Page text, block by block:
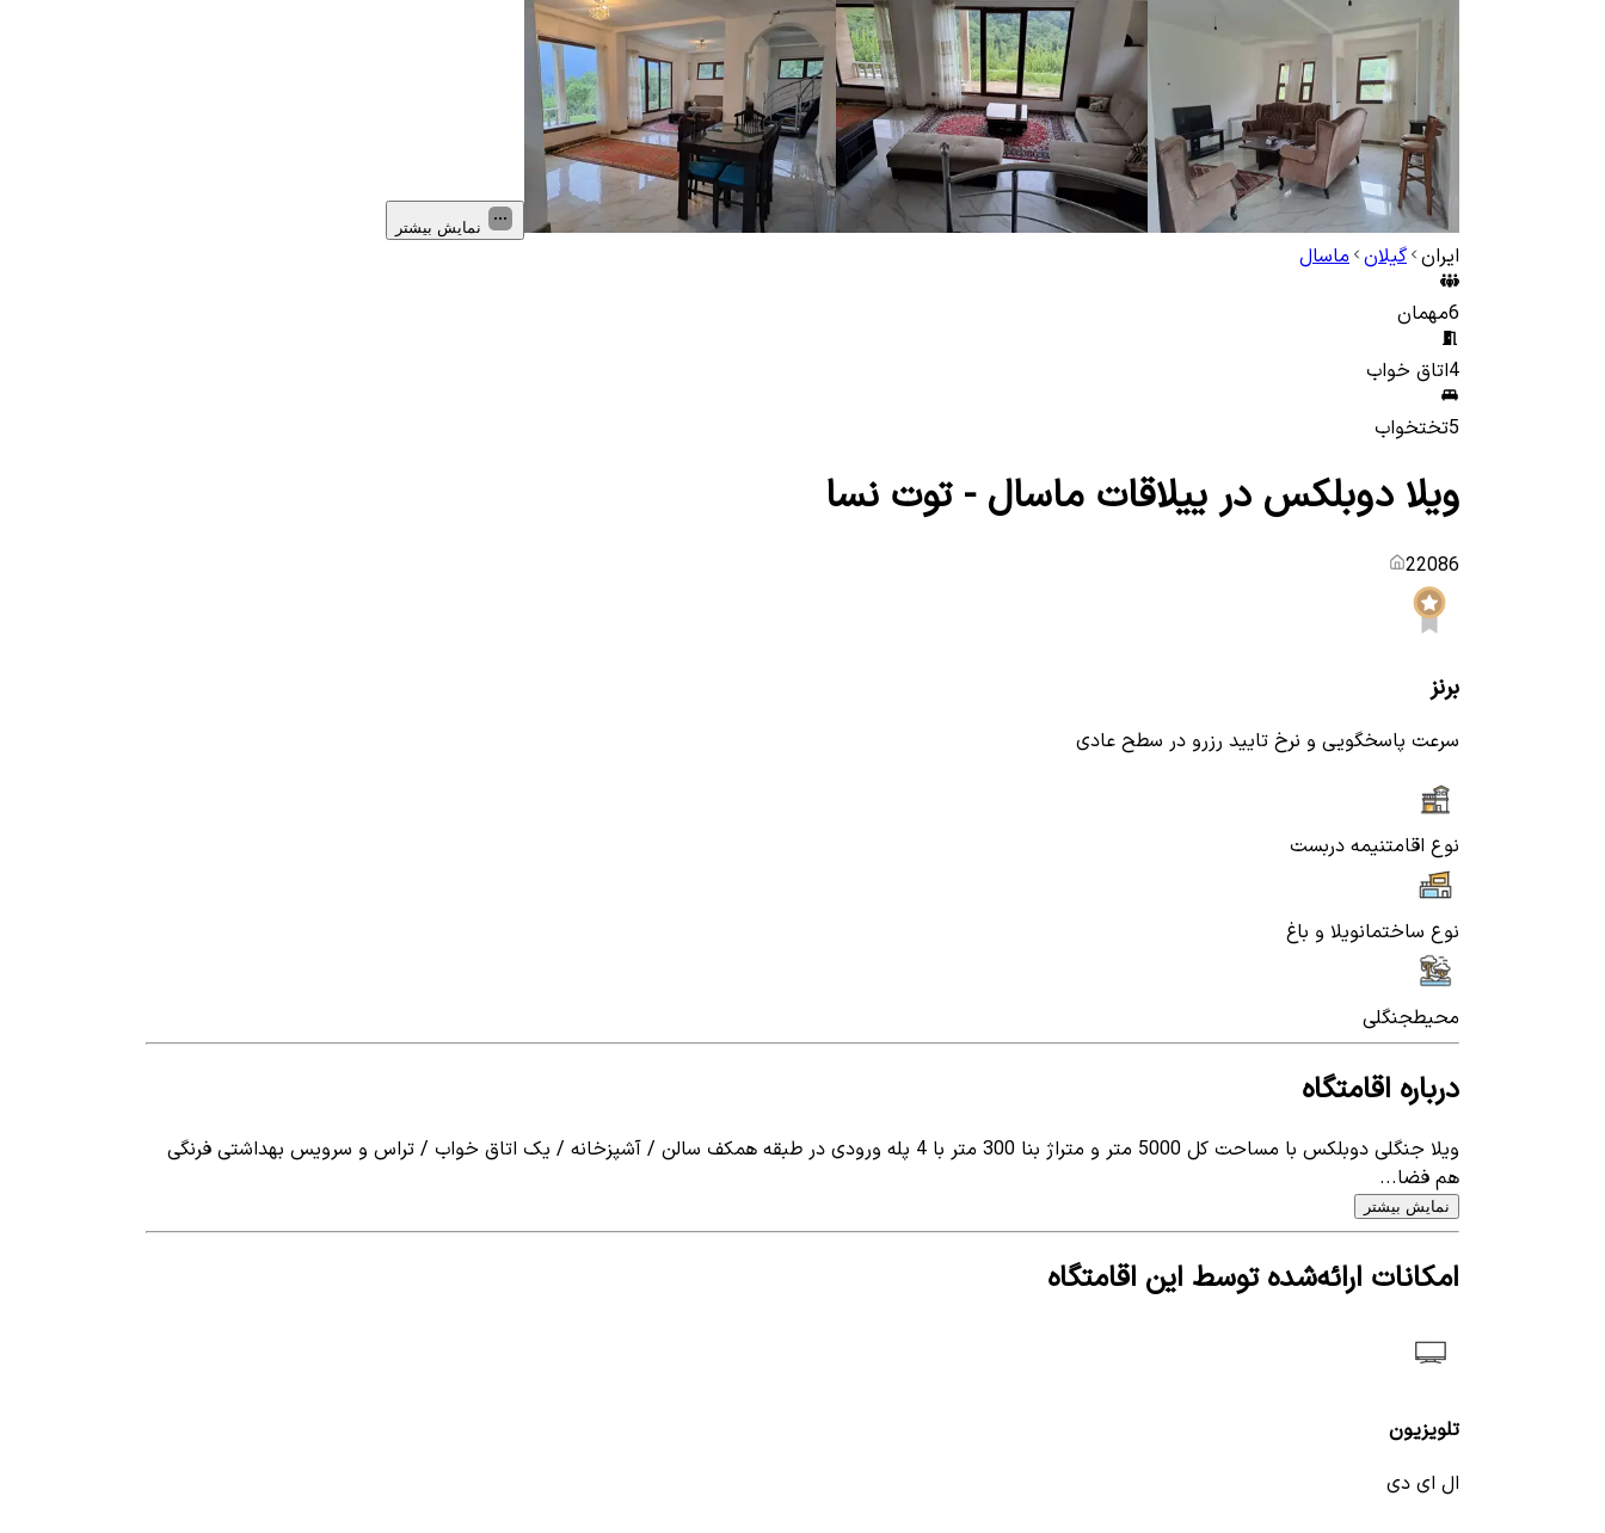
نمایش بیشتر
ایران گیلان ماسال
6مهمان
4اتاق خواب
5تختخواب
ویلا دوبلکس در ییلاقات ماسال - توت نسا
22086
برنز
سرعت پاسخگویی و نرخ تایید رزرو در سطح عادی
نوع اقامتنیمه دربست
نوع ساختمانویلا و باغ
محیطجنگلی
درباره اقامتگاه
ویلا جنگلی دوبلکس با مساحت کل 5000 متر و متراژ بنا 300 متر با 4 پله ورودی در طبقه همکف سالن / آشپزخانه / یک اتاق خواب / تراس و سرویس بهداشتی فرنگی
هم فضا...
نمایش بیشتر
امکانات ارائه‌شده توسط این اقامتگاه
تلویزیون
ال ای دی